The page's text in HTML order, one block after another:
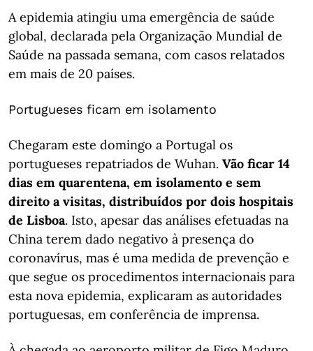
A epidemia atingiu uma emergência de saúde
global, declarada pela Organização Mundial de
Saúde na passada semana, com casos relatados
em mais de 20 países.
Portugueses ficam em isolamento
Chegaram este domingo a Portugal os
portugueses repatriados de Wuhan. Vão ficar 14
dias em quarentena, em isolamento e sem
direito a visitas, distribuídos por dois hospitais
de Lisboa. Isto, apesar das análises efetuadas na
China terem dado negativo à presença do
coronavírus, mas é uma medida de prevenção e
que segue os procedimentos internacionais para
esta nova epidemia, explicaram as autoridades
portuguesas, em conferência de imprensa.